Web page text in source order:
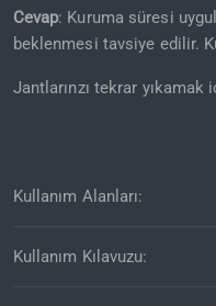
Cevap: Kuruma süresi
beklenmesi tavsiye edilir.
Jantlarınzı tekrar
Kullanım Alanları:
Kullanım Kılavuzu: